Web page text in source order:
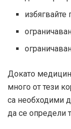
избягвайте
Докато
много от тези
са необходими
да се определи